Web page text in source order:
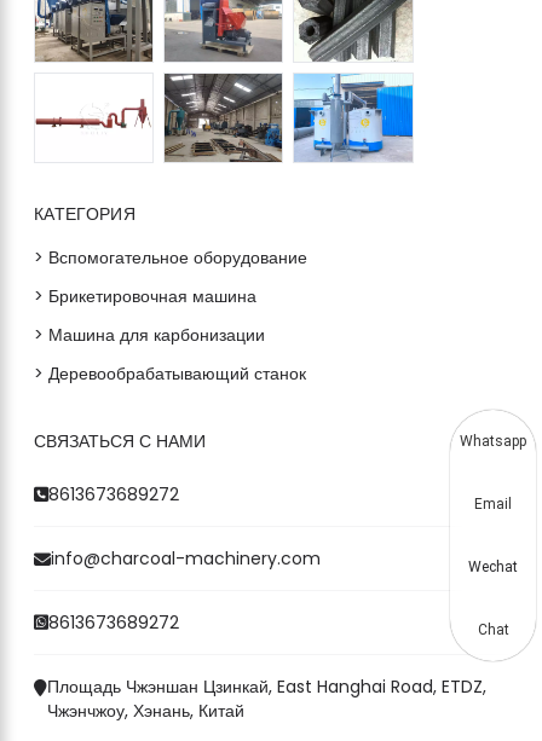
КАТЕГОРИЯ
> Вспомогательное оборудование
> Брикетировочная машина
> Машина для карбонизации
> Деревообрабатывающий станок
СВЯЗАТЬСЯ С НАМИ
8613673689272
info@charcoal-machinery.com
8613673689272
Площадь Чжэншан Цзинкай, East Hanghai Road, ETDZ,
Чжэнчжоу, Хэнань, Китай
Whatsapp
Email
Wechat
Chat